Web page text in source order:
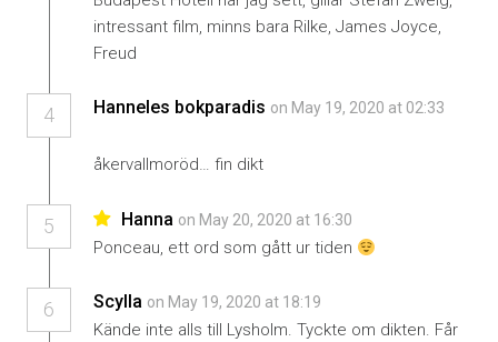
intressant film, minns bara Rilke, James Joyce,
Freud
4 Hanneles bokparadis on May 19, 2020 at 02:33
åkervallmoröd… fin dikt
5 Hanna on May 20, 2020 at 16:30
Ponceau, ett ord som gått ur tiden
6 Scylla on May 19, 2020 at 18:19
Kände inte alls till Lysholm. Tyckte om dikten. Får